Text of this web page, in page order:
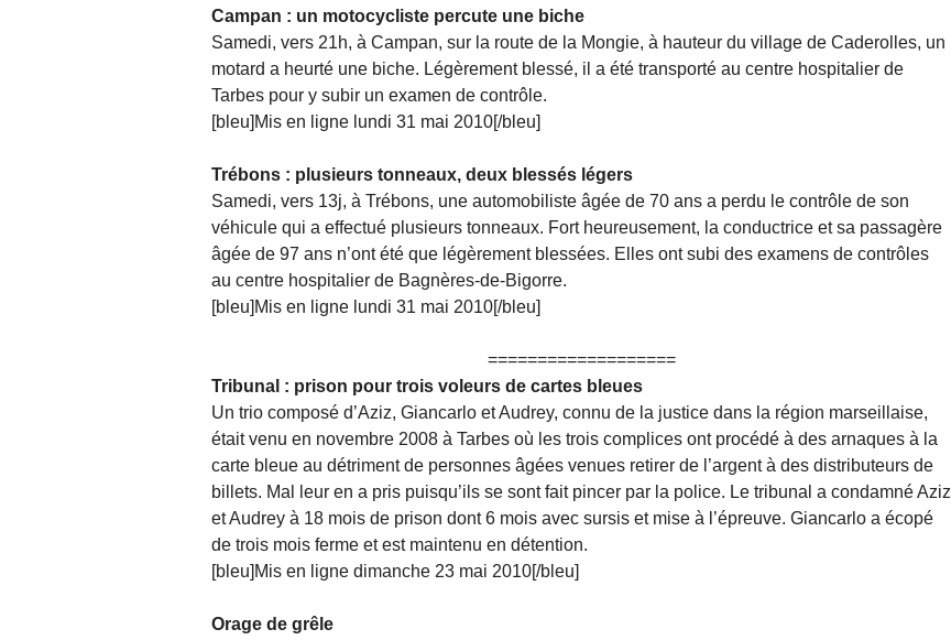
Campan : un motocycliste percute une biche
Samedi, vers 21h, à Campan, sur la route de la Mongie, à hauteur du village de Caderolles, un
motard a heurté une biche. Légèrement blessé, il a été transporté au centre hospitalier de
Tarbes pour y subir un examen de contrôle.
[bleu]Mis en ligne lundi 31 mai 2010[/bleu]
Trébons : plusieurs tonneaux, deux blessés légers
Samedi, vers 13j, à Trébons, une automobiliste âgée de 70 ans a perdu le contrôle de son
véhicule qui a effectué plusieurs tonneaux. Fort heureusement, la conductrice et sa passagère
âgée de 97 ans n’ont été que légèrement blessées. Elles ont subi des examens de contrôles
au centre hospitalier de Bagnères-de-Bigorre.
[bleu]Mis en ligne lundi 31 mai 2010[/bleu]
===================
Tribunal : prison pour trois voleurs de cartes bleues
Un trio composé d’Aziz, Giancarlo et Audrey, connu de la justice dans la région marseillaise,
était venu en novembre 2008 à Tarbes où les trois complices ont procédé à des arnaques à la
carte bleue au détriment de personnes âgées venues retirer de l’argent à des distributeurs de
billets. Mal leur en a pris puisqu’ils se sont fait pincer par la police. Le tribunal a condamné Aziz
et Audrey à 18 mois de prison dont 6 mois avec sursis et mise à l’épreuve. Giancarlo a écopé
de trois mois ferme et est maintenu en détention.
[bleu]Mis en ligne dimanche 23 mai 2010[/bleu]
Orage de grêle